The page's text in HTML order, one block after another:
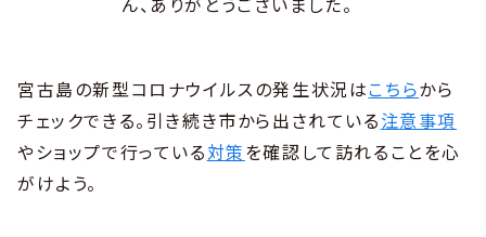
宮古島の新型コロナウイルスの発生状況はこちらから
チェックできる。引き続き市から出されている注意事項
やショップで行っている対策を確認して訪れることを心
がけよう。